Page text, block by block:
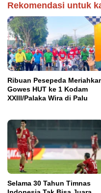
Rekomendasi untuk
Ribuan Pesepeda
Gowes HUT ke 1 Kodam
XXIII/Palaka Wira di Palu
Selama 30 Tahun Timnas